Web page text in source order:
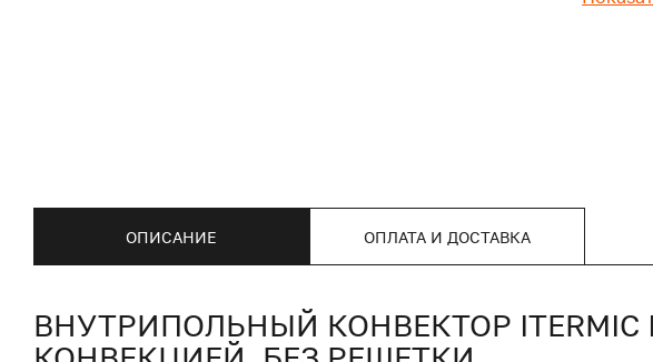
ОПИСАНИЕ ОПЛАТА И ДОСТАВКА
ВНУТРИПОЛЬНЫЙ КОНВЕКТОР ITERMIC